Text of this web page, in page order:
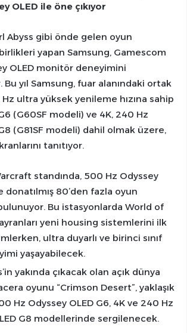
OLED ile öne çıkıyor
Abyss gibi önde gelen oyun
yapan Samsung, Gamescom
OLED monitör deneyimini
yıl Samsung, fuar alanındaki ortak
ultra yüksek yenileme hızına sahip
(G60SF modeli) ve 4K, 240 Hz
(G81SF modeli) dahil olmak üzere,
tanıtıyor.
standında, 500 Hz Odyssey
donatılmış 80’den fazla oyun
Bu istasyonlarda World of
yeni housing sistemlerini ilk
ultra duyarlı ve birinci sınıf
yaşayabilecek.
yakında çıkacak olan açık dünya
oyunu “Crimson Desert”, yaklaşık
Hz Odyssey OLED G6, 4K ve 240 Hz
G8 modellerinde sergilenecek.